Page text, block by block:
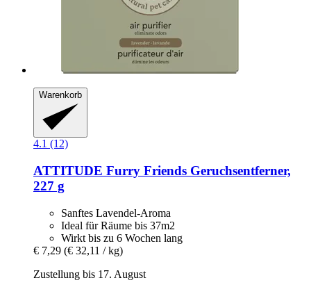
Warenkorb
4.1 (12)
ATTITUDE Furry Friends Geruchsentferner,
227 g
Sanftes Lavendel-Aroma
Ideal für Räume bis 37m2
Wirkt bis zu 6 Wochen lang
€ 7,29 (€ 32,11 / kg)
Zustellung bis 17. August